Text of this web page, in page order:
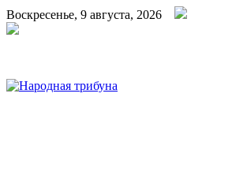
Воскресенье, 9 августа, 2026